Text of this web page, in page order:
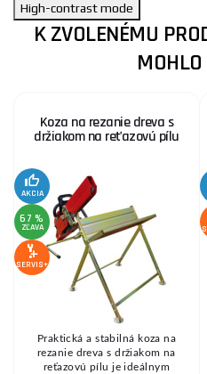
High-contrast mode
K ZVOLENÉMU
Koza na rezanie dreva s
držiakom na reťazovú pílu
AKCIA
67 %
ZĽAVA
SERVIS+
Praktická a stabilná koza na
rezanie dreva s držiakom na
reťazovú pílu je ideálnym